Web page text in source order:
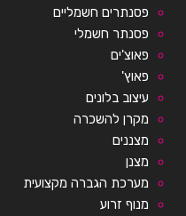
פסנתרים חשמליים
פסנתר חשמלי
פאוצ'ים
פאוץ'
עיצוב בלונים
מקרן להשכרה
מצננים
מצנן
מערכת הגברה מקצועית
מנוף זרוע